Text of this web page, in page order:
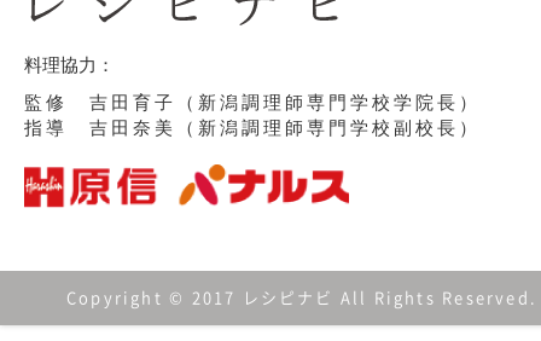
料理協力：
監修 吉田育子（新潟調理師専門学校学院長）
指導 吉田奈美（新潟調理師専門学校副校長）
Copyright © 2017 レシピナビ All Rights Reserved.